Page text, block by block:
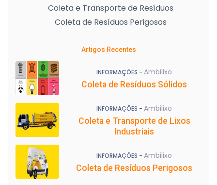
Coleta e Transporte de Resíduos
Coleta de Resíduos Perigosos
Artigos Recentes
INFORMAÇÕES - Ambilixo
Coleta de Resíduos Sólidos
INFORMAÇÕES - Ambilixo
Coleta e Transporte de Lixos
Industriais
INFORMAÇÕES - Ambilixo
Coleta de Resíduos Perigosos